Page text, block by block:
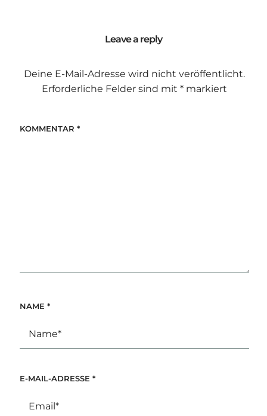
Leave a reply
Deine E-Mail-Adresse wird nicht veröffentlicht.
Erforderliche Felder sind mit *markiert
KOMMENTAR *
NAME *
E-MAIL-ADRESSE *